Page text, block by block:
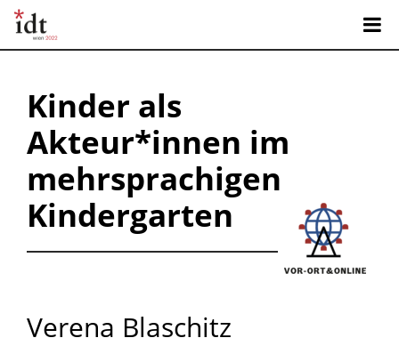
Kinder als
Akteur*innen im
mehrsprachigen
Kindergarten
Verena Blaschitz